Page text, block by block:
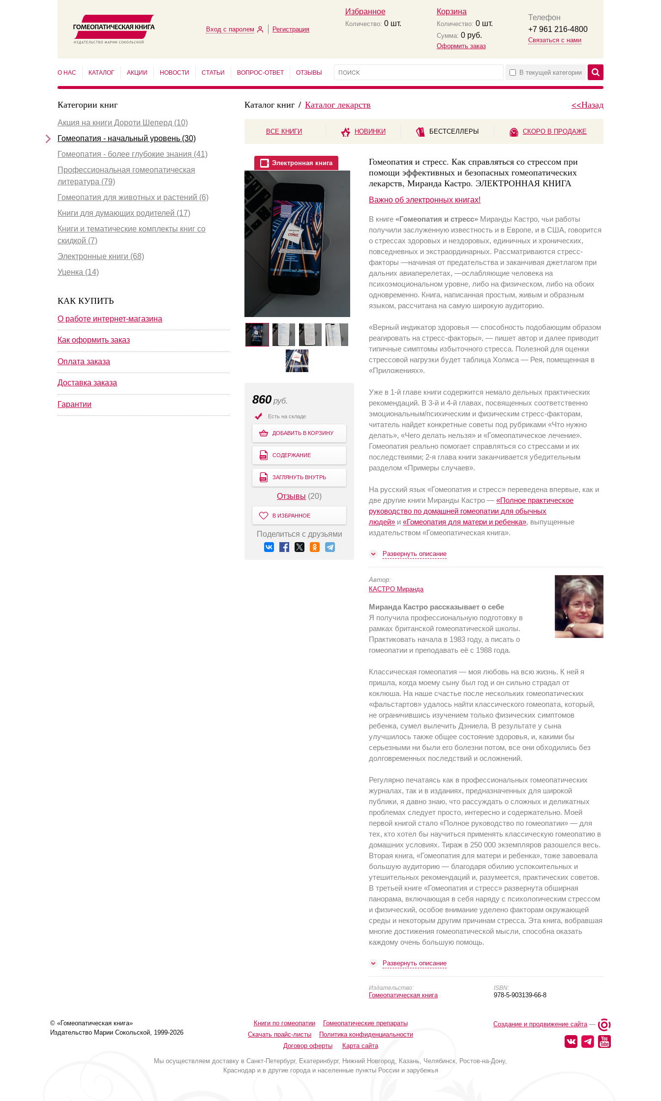
Вход с паролем Регистрация
Избранное
Количество: 0шт.
Корзина
Количество: 0шт.
Сумма: 0руб.
Оформить заказ
Телефон
+7 961 216-4800
Связаться с нами
О НАС КАТАЛОГ АКЦИИ НОВОСТИ СТАТЬИ ВОПРОС-ОТВЕТ ОТЗЫВЫ В текущей категории
Категории книг
Акция на книги Дороти Шеперд (10)
Гомеопатия - начальный уровень (30)
Гомеопатия - более глубокие знания (41)
Профессиональная гомеопатическая
литература (79)
Гомеопатия для животных и растений (6)
Книги для думающих родителей (17)
Книги и тематические комплекты книг со
скидкой (7)
Электронные книги (68)
Уценка (14)
КАК КУПИТЬ
О работе интернет-магазина
Как оформить заказ
Оплата заказа
Доставка заказа
Гарантии
Каталог книг / Каталог лекарств <<Назад
ВСЕ КНИГИ НОВИНКИ БЕСТСЕЛЛЕРЫ СКОРО В ПРОДАЖЕ
Электронная книга
860 руб.
Есть на складе
ДОБАВИТЬ В КОРЗИНУ
СОДЕРЖАНИЕ
ЗАГЛЯНУТЬ ВНУТРЬ
Отзывы (20)
В ИЗБРАННОЕ
Поделиться с друзьями
Гомеопатия и стресс. Как справляться со стрессом при
помощи эффективных и безопасных гомеопатических
лекарств, Миранда Кастро. ЭЛЕКТРОННАЯ КНИГА
Важно об электронных книгах!
В книге«Гомеопатия и стресс» Миранды Кастро, чьи работы
получили заслуженную известность и в Европе, и в США, говорится
о стрессах здоровых и нездоровых, единичных и хронических,
повседневных и экстраординарных. Рассматриваются стресс-
факторы —начиная от предательства и заканчивая джетлагом при
дальних авиаперелетах, —ослабляющие человека на
психоэмоциональном уровне, либо на физическом, либо на обоих
одновременно. Книга, написанная простым, живым и образным
языком, рассчитана на самую широкую аудиторию.
«Верный индикатор здоровья — способность подобающим образом
реаги­ровать на стресс-факторы», — пишет автор и далее приводит
типичные симп­томы избыточного стресса. Полезной для оценки
стрессовой нагрузки будет таблица Холмса — Рея, помещенная в
«Приложениях».
Уже в 1-й главе книги содержится немало дельных практических
рекомендаций. В 3-й и 4-й главах, посвященных соответственно
эмоциональным/психическим и физическим стресс-факторам,
читатель найдет конкретные советы под рубриками «Что нужно
делать», «Чего делать нельзя» и «Гомеопатическое лечение».
Гомеопатия реально помогает справляться со стрессами и их
последствиями; 2-я глава книги заканчивается убедительным
разделом «Примеры случаев».
На русский язык «Гомеопатия и стресс» переведена впервые, как и
две другие книги Миранды Кастро —«Полное практическое
руководство по домашней гомеопатии для обычных
людей» и«Гомеопатия для матери и ребенка», выпущенные
издательством «Гомеопатическая книга».
Развернуть описание
Автор:
КАСТРО Миранда
Миранда Кастро рассказывает о себе
Я получила профессиональную подготовку в
рамках британской гомеопатической школы.
Практиковать начала в 1983 году, а писать о
гомеопатии и преподавать её с 1988 года.
Классическая гомеопатия — моя любовь на всю жизнь. К ней я
пришла, когда моему сыну был год и он сильно страдал от
коклюша. На наше счастье после нескольких гомеопатических
«фальстартов» удалось найти классического гомеопата, который,
не ограничившись изучением только физических симптомов
ребенка, сумел вылечить Дэниела. В результате у сына
улучшилось также общее состояние здоровья, и, какими бы
серьезными ни были его болезни потом, все они обходились без
долговременных последствий и осложнений.
Регулярно печатаясь как в профессиональных гомеопатических
журналах, так и в изданиях, предназначенных для широкой
публики, я давно знаю, что рассуждать о сложных и деликатных
проблемах следует просто, интересно и содержательно. Моей
первой книгой стало «Полное руководство по гомеопатии» — для
тех, кто хотел бы научиться применять классическую гомеопатию в
домашних условиях. Тираж в 250 000 экземпляров разошелся весь.
Вторая книга, «Гомеопатия для матери и ребенка», тоже завоевала
большую аудиторию — благодаря обилию успокоительных и
утешительных рекомендаций и, разумеется, практических советов.
В третьей книге «Гомеопатия и стресс» развернута обширная
панорама, включающая в себя наряду с психологическим стрессом
и физический, особое внимание уделено факторам окружающей
среды и некоторым другим причинам стресса. Эта книга, вобравшая
многие достижения гомеопатической мысли, способна оказать
каждому очень большую помощь.
Развернуть описание
Издательство:
Гомеопатическая книга
ISBN:
978-5-903139-66-8
© «Гомеопатическая книга»
Издательство Марии Сокольской, 1999-2026
Книги по гомеопатии
Гомеопатические препараты
Скачать прайс-листы
Политика конфиденциальности
Договор оферты
Карта сайта
Создание и продвижение сайта—
Мы осуществляем доставку в Санкт-Петербург, Екатеринбург, Нижний Новгород, Казань, Челябинск, Ростов-на-Дону,
Краснодар и в другие города и населенные пункты России и зарубежья